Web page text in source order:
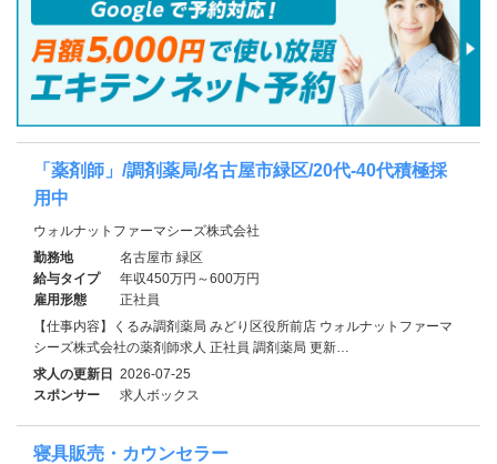
「薬剤師」/調剤薬局/名古屋市緑区/20代-40代積極採
用中
ウォルナットファーマシーズ株式会社
勤務地
名古屋市 緑区
給与タイプ
年収450万円～600万円
雇用形態
正社員
【仕事内容】くるみ調剤薬局 みどり区役所前店 ウォルナットファーマ
シーズ株式会社の薬剤師求人 正社員 調剤薬局 更新…
求人の更新日 2026-07-25
スポンサー
求人ボックス
寝具販売・カウンセラー